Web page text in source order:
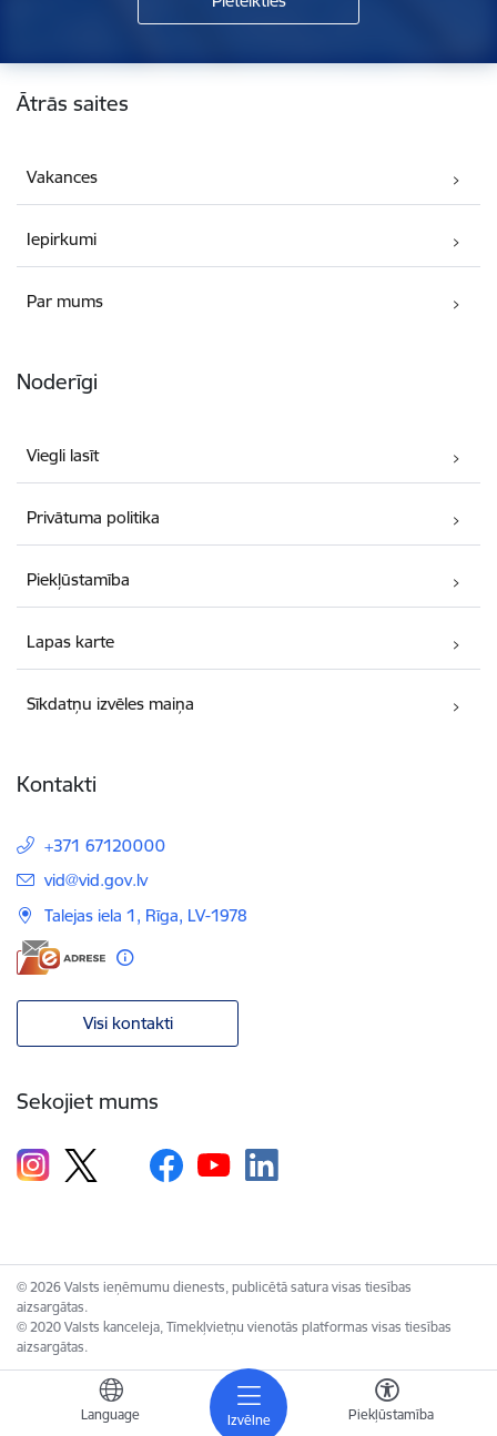
Izvēlne
Language Piekļūstamība
Kājene
Ātrās saites
Vakances
Iepirkumi
Par mums
Noderīgi
Viegli lasīt
Privātuma politika
Piekļūstamība
Lapas karte
Sīkdatņu izvēles maiņa
Kontakti
+371 67120000
E-pasts:
vid@vid.gov.lv
Talejas iela 1, Rīga, LV-1978
Visi kontakti
Sekojiet mums
© 2026 Valsts ieņēmumu dienests, publicētā satura visas tiesības
aizsargātas.
© 2020 Valsts kanceleja, Tīmekļvietņu vienotās platformas visas tiesības
aizsargātas.